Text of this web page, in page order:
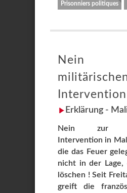
Prisonniers politiques
Erklärung -
Nein zur
Intervention in
die das Feuer
nicht in der Lage,
löschen ! Seit
greift die